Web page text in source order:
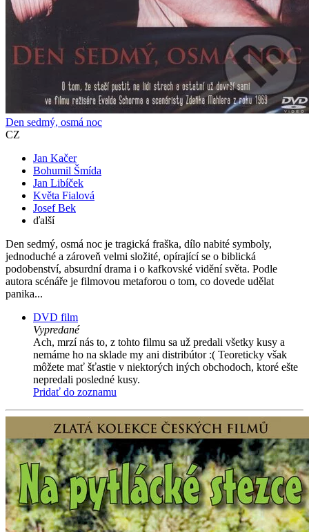
Den sedmý, osmá noc
CZ
Jan Kačer
Bohumil Šmída
Jan Libíček
Květa Fialová
Josef Bek
ďalší
Den sedmý, osmá noc je tragická fraška, dílo nabité symboly,
jednoduché a zároveň velmi složité, opírající se o biblická
podobenství, absurdní drama i o kafkovské vidění světa. Podle
autora scénáře je filmovou metaforou o tom, co dovede udělat
panika...
DVD film
Vypredané
Ach, mrzí nás to, z tohto filmu sa už predali všetky kusy a
nemáme ho na sklade my ani distribútor :( Teoreticky však
môžete mať šťastie v niektorých iných obchodoch, ktoré ešte
nepredali posledné kusy.
Pridať do zoznamu